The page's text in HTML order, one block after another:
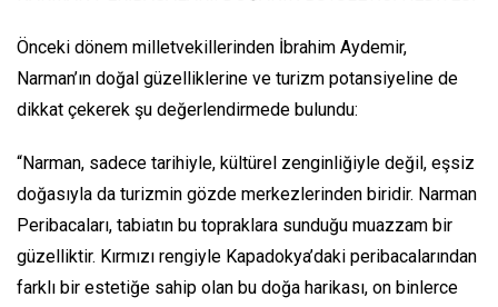
Önceki dönem milletvekillerinden İbrahim Aydemir,
Narman’ın doğal güzelliklerine ve turizm potansiyeline de
dikkat çekerek şu değerlendirmede bulundu:
“Narman, sadece tarihiyle, kültürel zenginliğiyle değil, eşsiz
doğasıyla da turizmin gözde merkezlerinden biridir. Narman
Peribacaları, tabiatın bu topraklara sunduğu muazzam bir
güzelliktir. Kırmızı rengiyle Kapadokya’daki peribacalarından
farklı bir estetiğe sahip olan bu doğa harikası, on binlerce